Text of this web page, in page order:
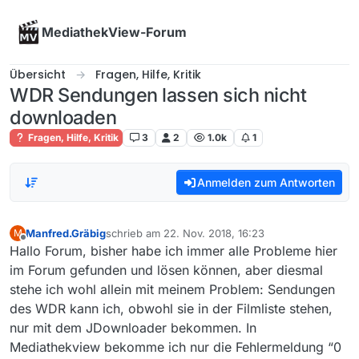
MediathekView-Forum
Übersicht Fragen, Hilfe, Kritik
WDR Sendungen lassen sich nicht
downloaden
Fragen, Hilfe, Kritik 3 2 1.0k 1
Anmelden zum Antworten
M
Offline
Manfred.Gräbigschrieb am 22. Nov. 2018, 16:23
zuletzt editiert von
Hallo Forum, bisher habe ich immer alle Probleme hier
im Forum gefunden und lösen können, aber diesmal
stehe ich wohl allein mit meinem Problem: Sendungen
des WDR kann ich, obwohl sie in der Filmliste stehen,
nur mit dem JDownloader bekommen. In
Mediathekview bekomme ich nur die Fehlermeldung “0